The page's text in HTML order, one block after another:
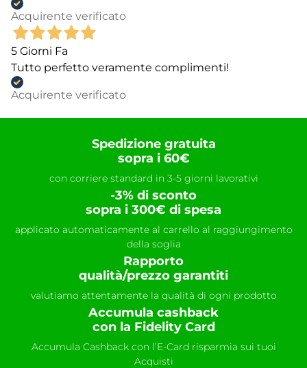
Acquirente verificato
5 Giorni Fa
Tutto perfetto veramente complimenti!
Acquirente verificato
Spedizione gratuita
sopra i 60€
con corriere standard in 3-5 giorni lavorativi
-3% di sconto
sopra i 300€ di spesa
applicato automaticamente al carrello al raggiungimento
della soglia
Rapporto
qualità/prezzo garantiti
valutiamo attentamente la qualità di ogni prodotto
Accumula cashback
con la Fidelity Card
Accumula Cashback con l’E-Card risparmia sui tuoi
Acquisti